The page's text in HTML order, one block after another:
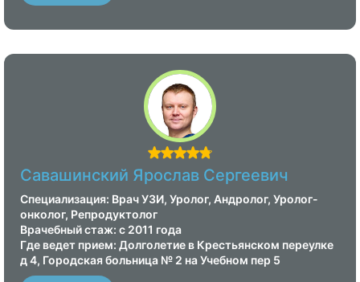
Савашинский Ярослав Сергеевич
Специализация: Врач УЗИ, Уролог, Андролог, Уролог-
онколог, Репродуктолог
Врачебный стаж: с 2011 года
Где ведет прием: Долголетие в Крестьянском переулке
д 4, Городская больница № 2 на Учебном пер 5